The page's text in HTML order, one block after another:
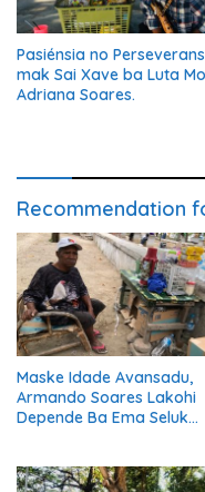
Pasiénsia no
mak Sai Xave ba Luta
Adriana Soares.
Recommendation
Maske Idade Avansadu,
Armando Soares Lakohi
Depende Ba Ema Seluk